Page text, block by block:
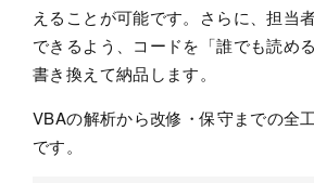
えることが可能です。さらに、担当
できるよう、コードを「誰でも読め
書き換えて納品します。
VBAの解析から改修・保守までの全
です。